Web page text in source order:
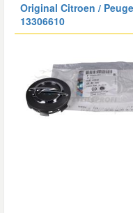
Original Citroen /
13306610